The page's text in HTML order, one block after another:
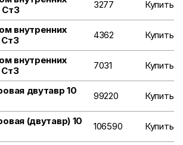
Ст3
3277 Купить
внутренних
Ст3
4362 Купить
внутренних
Ст3
7031 Купить
двутавр 10
99220 Купить
(двутавр) 10
106590 Купить